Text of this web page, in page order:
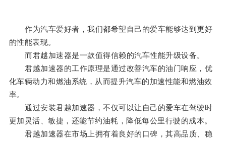
作为汽车爱好者，我们都希望自己的爱车能够达到更好
的性能表现。
而君越加速器是一款值得信赖的汽车性能升级设备。
君越加速器的工作原理是通过改善汽车的油门响应，优
化车辆动力和燃油系统，从而提升汽车的加速性能和燃油效
率。
通过安装君越加速器，不仅可以让自己的爱车在驾驶时
更加灵活、敏捷，还能节约油耗，降低每公里行驶的成本。
君越加速器在市场上拥有着良好的口碑，其高品质、稳